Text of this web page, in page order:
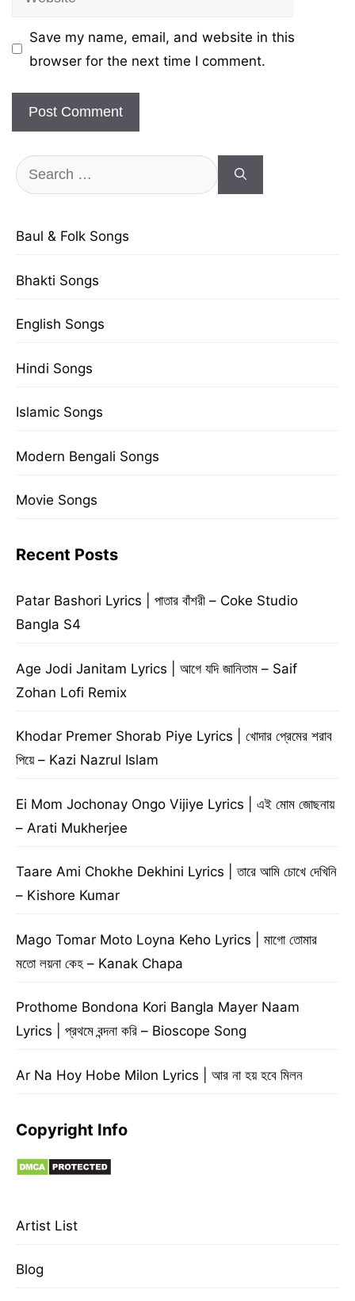
Save my name, email, and website in this
browser for the next time I comment.
Search
for:
Baul & Folk Songs
Bhakti Songs
English Songs
Hindi Songs
Islamic Songs
Modern Bengali Songs
Movie Songs
Recent Posts
Patar Bashori Lyrics | পাতার বাঁশরী – Coke Studio
Bangla S4
Age Jodi Janitam Lyrics | আগে যদি জানিতাম – Saif
Zohan Lofi Remix
Khodar Premer Shorab Piye Lyrics | খোদার প্রেমের শরাব
পিয়ে – Kazi Nazrul Islam
Ei Mom Jochonay Ongo Vijiye Lyrics | এই মোম জোছনায়
– Arati Mukherjee
Taare Ami Chokhe Dekhini Lyrics | তারে আমি চোখে দেখিনি
– Kishore Kumar
Mago Tomar Moto Loyna Keho Lyrics | মাগো তোমার
মতো লয়না কেহ – Kanak Chapa
Prothome Bondona Kori Bangla Mayer Naam
Lyrics | প্রথমে বন্দনা করি – Bioscope Song
Ar Na Hoy Hobe Milon Lyrics | আর না হয় হবে মিলন
Copyright Info
Artist List
Blog